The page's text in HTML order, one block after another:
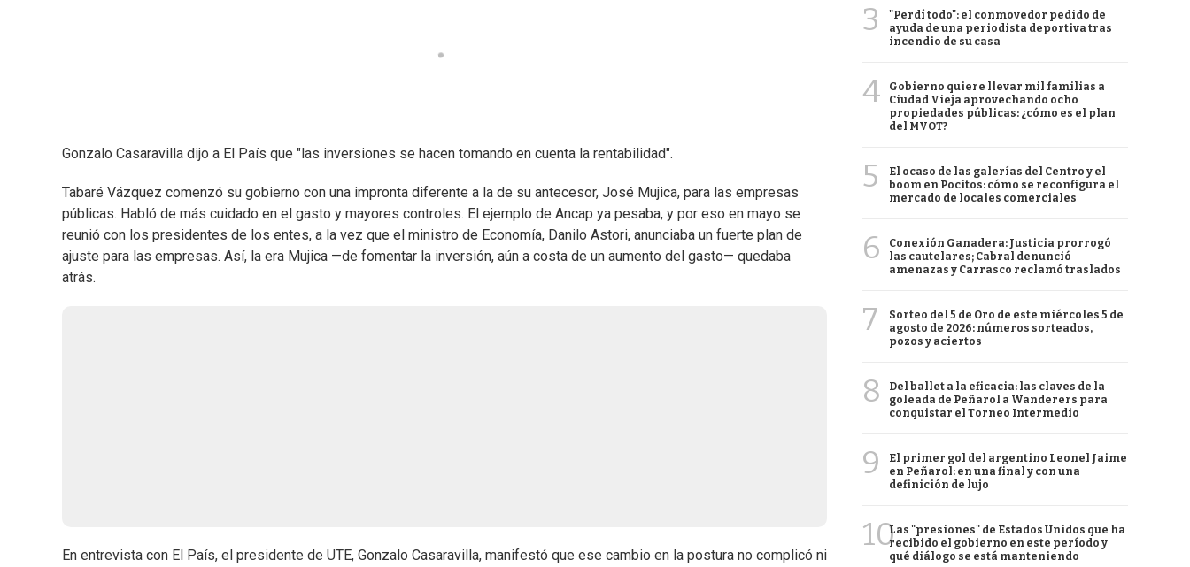
Gonzalo Casaravilla dijo a El País que "las inversiones se hacen tomando en cuenta la rentabilidad".
Tabaré Vázquez comenzó su gobierno con una impronta diferente a la de su antecesor, José Mujica, para las empresas
públicas. Habló de más cuidado en el gasto y mayores controles. El ejemplo de Ancap ya pesaba, y por eso en mayo se
reunió con los presidentes de los entes, a la vez que el ministro de Economía, Danilo Astori, anunciaba un fuerte plan de
ajuste para las empresas. Así, la era Mujica —de fomentar la inversión, aún a costa de un aumento del gasto— quedaba
atrás.
En entrevista con El País, el presidente de UTE, Gonzalo Casaravilla, manifestó que ese cambio en la postura no complicó ni
3
"Perdí todo": el conmovedor pedido de
ayuda de una periodista deportiva tras
incendio de su casa
4
Gobierno quiere llevar mil familias a
Ciudad Vieja aprovechando ocho
propiedades públicas: ¿cómo es el plan
del MVOT?
5
El ocaso de las galerías del Centro y el
boom en Pocitos: cómo se reconfigura el
mercado de locales comerciales
6
Conexión Ganadera: Justicia prorrogó
las cautelares; Cabral denunció
amenazas y Carrasco reclamó traslados
7
Sorteo del 5 de Oro de este miércoles 5 de
agosto de 2026: números sorteados,
pozos y aciertos
8
Del ballet a la eficacia: las claves de la
goleada de Peñarol a Wanderers para
conquistar el Torneo Intermedio
9
El primer gol del argentino Leonel Jaime
en Peñarol: en una final y con una
definición de lujo
10Las "presiones" de Estados Unidos que ha
recibido el gobierno en este período y
qué diálogo se está manteniendo